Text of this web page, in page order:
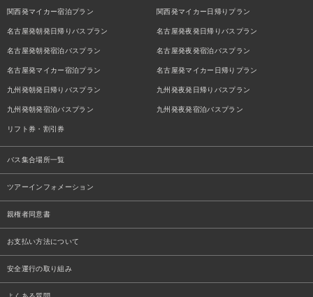
関西発マイカー宿泊プラン 関西発マイカー日帰りプラン
名古屋発朝発日帰りバスプラン 名古屋発夜発日帰りバスプラン
名古屋発朝発宿泊バスプラン 名古屋発夜発宿泊バスプラン
名古屋発マイカー宿泊プラン 名古屋発マイカー日帰りプラン
九州発朝発日帰りバスプラン 九州発夜発日帰りバスプラン
九州発朝発宿泊バスプラン 九州発夜発宿泊バスプラン
リフト券・割引券
バス集合場所一覧
ツアーインフォメーション
親権者同意書
お支払い方法について
安全運行の取り組み